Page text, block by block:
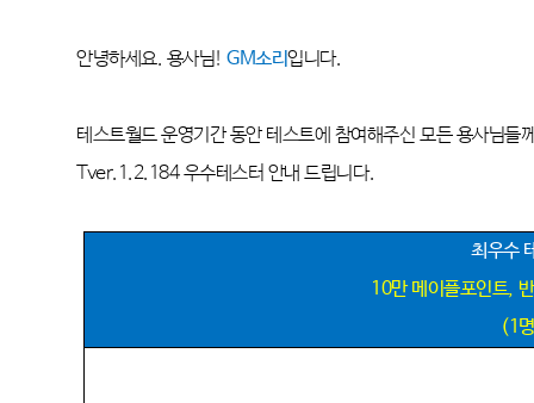
안녕하세요. 용사님!GM소리입니다.
테스트월드 운영기간 동안 테스트에 참여해주신 모든 용사님들
Tver.1.2.184우수테스터 안내 드립니다.
최우수
10만 메이플포인트,
(1명